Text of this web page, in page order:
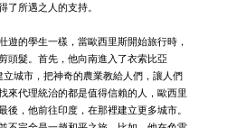
了所遇之人的支持。
遊的學生一樣，當歐西里斯開始旅行時，
頭髮。首先，他向南進入了衣索比亞
立城市，把神奇的農業教給人們，讓人們
來代理統治的都是值得信賴的人，歐西里
後，他前往印度，在那裡建立更多城市。